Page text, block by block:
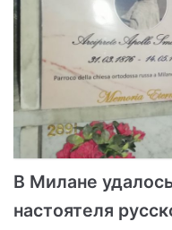
В Милане
настоятеля